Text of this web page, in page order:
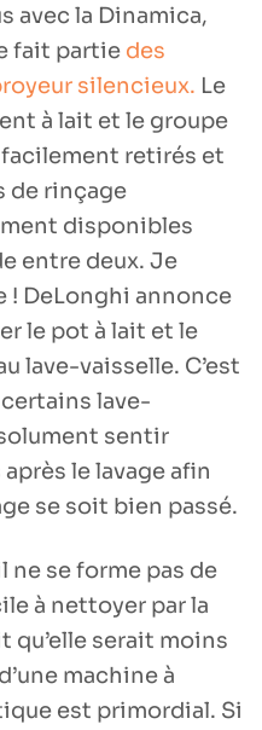
avec la Dinamica,
fait partie des
silencieux. Le
à lait et le groupe
retirés et
de rinçage
disponibles
entre deux. Je
! DeLonghi annonce
le pot à lait et le
lave-vaisselle. C’est
lave-
sentir
le lavage afin
se soit bien passé.
ne se forme pas de
à nettoyer par la
qu’elle serait moins
machine à
est primordial. Si